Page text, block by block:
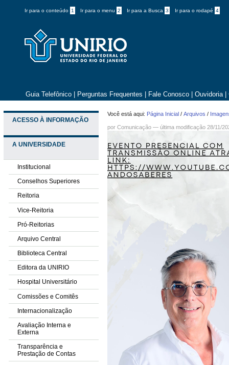
Ir para o conteúdo 1 Ir para o menu 2 Ir para a Busca 3 Ir para o rodapé 4
Guia Telefônico Perguntas Frequentes Fale Conosco Ouvidoria
ACESSO À INFORMAÇÃO
A UNIVERSIDADE
Institucional
Conselhos Superiores
Reitoria
Vice-Reitoria
Pró-Reitorias
Arquivo Central
Biblioteca Central
Editora da UNIRIO
Hospital Universitário
Comissões e Comitês
Internacionalização
Avaliação Interna e
Externa
Transparência e
Prestação de Contas
Você está aqui: Página Inicial /Arquivos /
porComunicação —última modificação 28/11/